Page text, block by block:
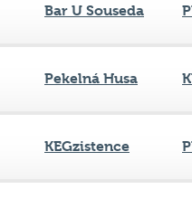
Bar U Souseda
Pekelná Husa
KEGzistence